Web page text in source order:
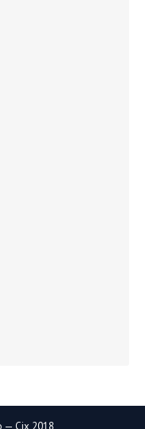
— Cix 2018